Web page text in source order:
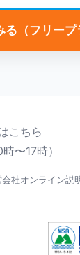
（フリープ
こちら
時〜17時）
社オンライン説